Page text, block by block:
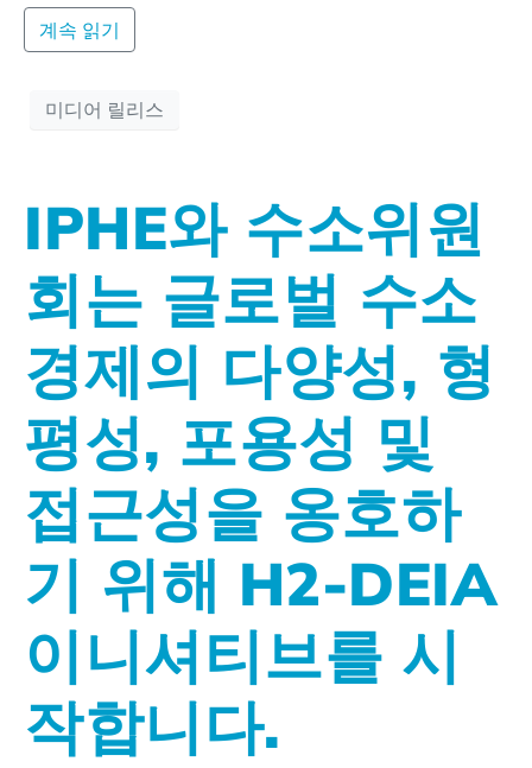
계속 읽기
미디어 릴리스
IPHE와 수소위원
회는 글로벌 수소
경제의 다양성, 형
평성, 포용성 및
접근성을 옹호하
기 위해 H2-DEIA
이니셔티브를 시
작합니다.